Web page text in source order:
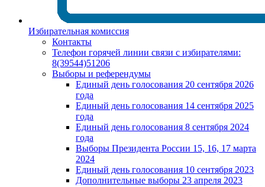
Избирательная комиссия
Контакты
Телефон горячей линии связи с избирателями:
8(39544)51206
Выборы и референдумы
Единый день голосования 20 сентября 2026
года
Единый день голосования 14 сентября 2025
года
Единый день голосования 8 сентября 2024
года
Выборы Президента России 15, 16, 17 марта
2024
Единый день голосования 10 сентября 2023
Дополнительные выборы 23 апреля 2023